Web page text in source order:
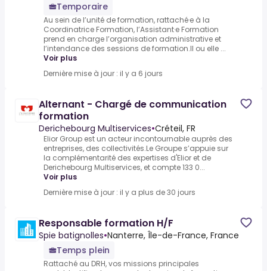
Temporaire
Au sein de l’unité de formation, rattaché·e à la
Coordinatrice Formation, l’Assistant·e Formation
prend en charge l’organisation administrative et
l’intendance des sessions de formation.Il ou elle ...
Voir plus
Dernière mise à jour : il y a 6 jours
Alternant - Chargé de communication
formation
Derichebourg Multiservices•Créteil, FR
Elior Group est un acteur incontournable auprès des
entreprises, des collectivités.Le Groupe s’appuie sur
la complémentarité des expertises d'Elior et de
Derichebourg Multiservices, et compte 133 0...
Voir plus
Dernière mise à jour : il y a plus de 30 jours
Responsable formation H/F
Spie batignolles•Nanterre, Île-de-France, France
Temps plein
Rattaché au DRH, vos missions principales